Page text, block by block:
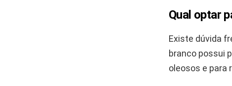
Qual optar
Existe dúvida
branco possui
oleosos e para